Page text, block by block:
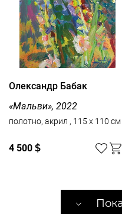
Олександр Бабак
«Мальви», 2022
полотно, акрил , 115 x 110 см
4 500 $